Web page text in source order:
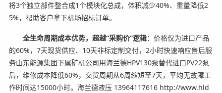
将3个独立部件整合成1个模块化总成，体积减少40%、重量降低2
5%，帮助客户拿下机场招标订单。
全生命周期成本优势，超越“采购价”逻辑：价格仅为进口产品
的60%，7天现货供应、10天非标定制交付，2小时快速响应售后服
务山东能源集团下属矿机公司用海兰德HPV130泵替代进口PV22泵
后，维修成本降低60%，交货周期从6周缩短至7天，平均无故障工
作时间达15000小时。海兰德液压 13964117616 http://www.hld